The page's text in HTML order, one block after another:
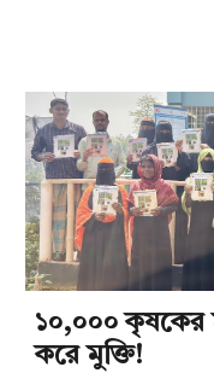
১০,০০০ কৃষকের
করে মুক্তি!